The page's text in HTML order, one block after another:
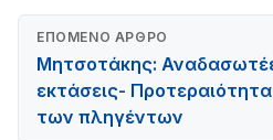
ΕΠΌΜΕΝΟ ΆΡΘΡΟ
Μητσοτάκης:
εκτάσεις-
των πληγέντων